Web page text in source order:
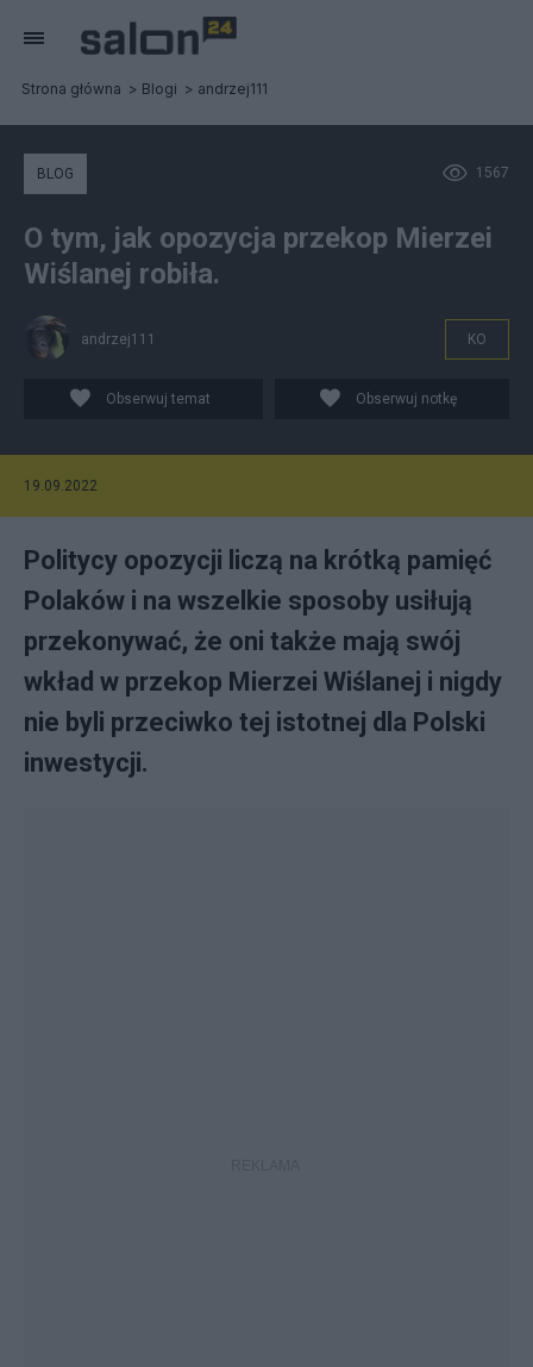
Strona główna Blogi andrzej111
1567
BLOG
O tym, jak opozycja przekop Mierzei
Wiślanej robiła.
andrzej111 KO
Obserwuj temat Obserwuj notkę
19.09.2022
Politycy opozycji liczą na krótką pamięć
Polaków i na wszelkie sposoby usiłują
przekonywać, że oni także mają swój
wkład w przekop Mierzei Wiślanej i nigdy
nie byli przeciwko tej istotnej dla Polski
inwestycji.